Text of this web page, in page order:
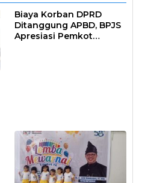
Biaya Korban DPRD
Ditanggung APBD, BPJS
Apresiasi Pemkot